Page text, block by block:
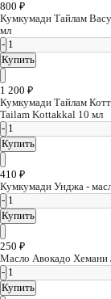
800 ₽
Кумкумади Тайлам
мл
Купить
1 200 ₽
Кумкумади Тайлам
Tailam Kottakkal 10 мл
Купить
410 ₽
Кумкумади Унджа -
Купить
250 ₽
Масло Авокадо Хемани
Купить